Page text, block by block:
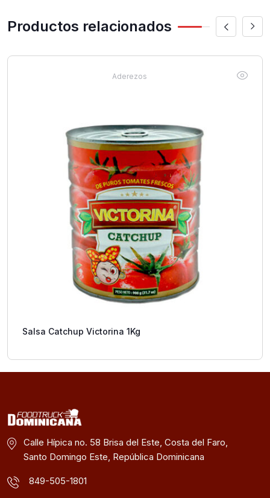
Productos relacionados
Aderezos
Salsa Catchup Victorina 1Kg
Calle Hípica no. 58 Brisa del Este, Costa del Faro,
Santo Domingo Este, República Dominicana
849-505-1801